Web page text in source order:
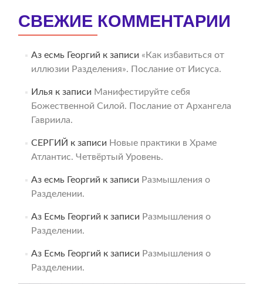
СВЕЖИЕ КОММЕНТАРИИ
Аз есмь Георгий к записи «Как избавиться от
иллюзии Разделения». Послание от Иисуса.
Илья к записи Манифестируйте себя
Божественной Силой. Послание от Архангела
Гавриила.
СЕРГИЙ к записи Новые практики в Храме
Атлантис. Четвёртый Уровень.
Аз есмь Георгий к записи Размышления о
Разделении.
Аз Есмь Георгий к записи Размышления о
Разделении.
Аз Есмь Георгий к записи Размышления о
Разделении.